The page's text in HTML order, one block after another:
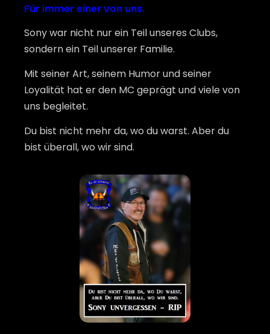
Für immer einer von uns.
Sony war nicht nur ein Teil unseres Clubs,
sondern ein Teil unserer Familie.
Mit seiner Art, seinem Humor und seiner
Loyalität hat er den MC geprägt und viele von
uns begleitet.
Du bist nicht mehr da, wo du warst. Aber du
bist überall, wo wir sind.